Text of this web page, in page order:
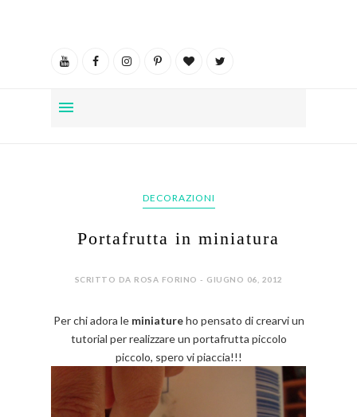
DECORAZIONI
Portafrutta in miniatura
SCRITTO DA ROSA FORINO - GIUGNO 06, 2012
Per chi adora leminiatureho pensato di crearvi un
tutorial per realizzare un portafrutta piccolo
piccolo, spero vi piaccia!!!